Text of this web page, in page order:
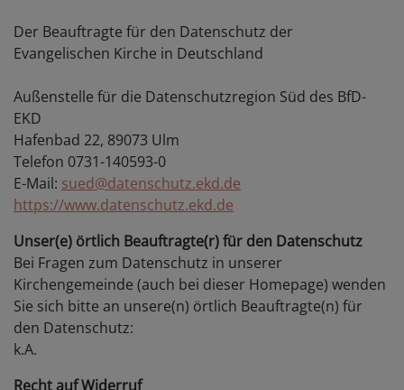
Der Beauftragte für den Datenschutz der
Evangelischen Kirche in Deutschland
Außenstelle für die Datenschutzregion Süd des BfD-
EKD
Hafenbad 22, 89073 Ulm
Telefon 0731-140593-0
E-Mail: sued@datenschutz.ekd.de
https://www.datenschutz.ekd.de
Unser(e) örtlich Beauftragte(r) für den Datenschutz
Bei Fragen zum Datenschutz in unserer
Kirchengemeinde (auch bei dieser Homepage) wenden
Sie sich bitte an unsere(n) örtlich Beauftragte(n) für
den Datenschutz:
k.A.
Recht auf Widerruf